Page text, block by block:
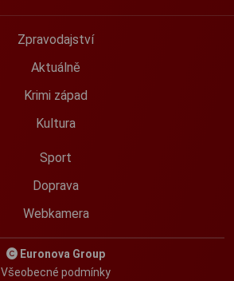
Zpravodajství
Aktuálně
Krimi západ
Kultura
Sport
Doprava
Webkamera
Euronova Group
Všeobecné podmínky